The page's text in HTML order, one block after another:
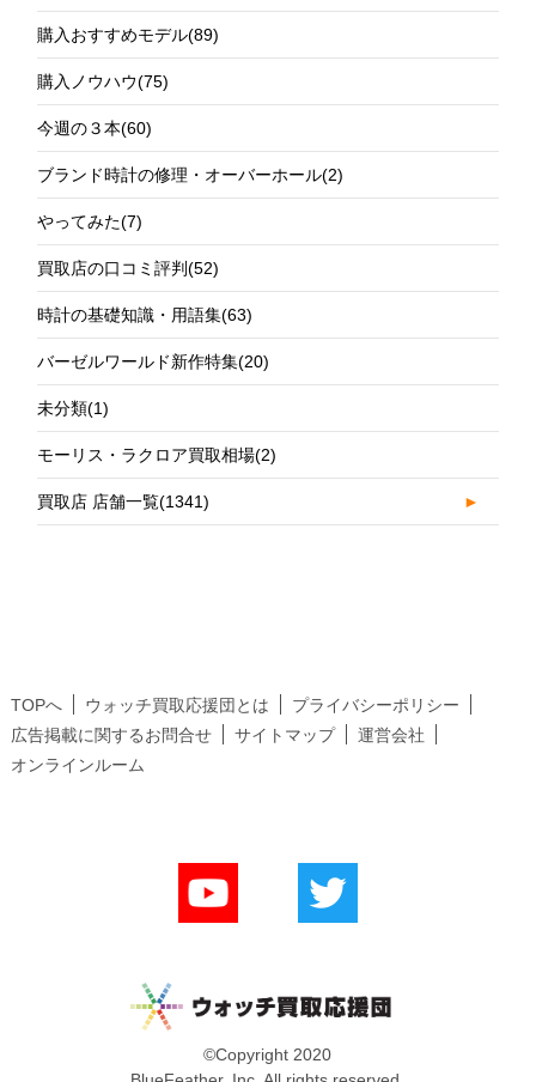
購入おすすめモデル(89)
購入ノウハウ(75)
今週の３本(60)
ブランド時計の修理・オーバーホール(2)
やってみた(7)
買取店の口コミ評判(52)
時計の基礎知識・用語集(63)
バーゼルワールド新作特集(20)
未分類(1)
モーリス・ラクロア買取相場(2)
買取店 店舗一覧(1341) ►
TOPへ ウォッチ買取応援団とは
プライバシーポリシー
広告掲載に関するお問合せ
サイトマップ
運営会社
オンラインルーム
©Copyright 2020